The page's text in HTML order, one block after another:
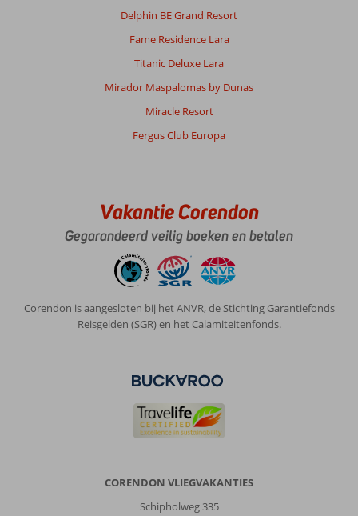
Delphin BE Grand Resort
Fame Residence Lara
Titanic Deluxe Lara
Mirador Maspalomas by Dunas
Miracle Resort
Fergus Club Europa
Vakantie Corendon
Gegarandeerd veilig boeken en betalen
Corendon is aangesloten bij het ANVR, de Stichting Garantiefonds
Reisgelden (SGR) en het Calamiteitenfonds.
CORENDON VLIEGVAKANTIES
Schipholweg 335